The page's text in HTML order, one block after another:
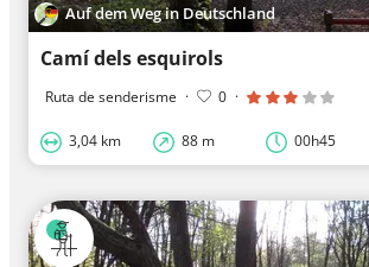
Auf dem Weg in Deutschland
Camí dels esquirols
Ruta de senderisme · 0 ·
3,04 km 88 m 00h45